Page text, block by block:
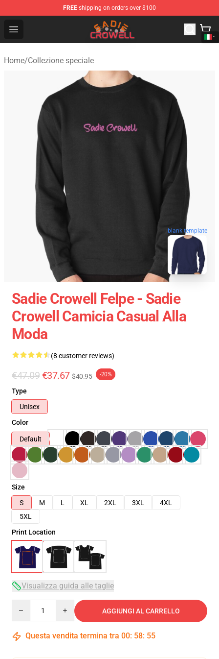
FREE shipping on orders over $100
Open menu
Sadie Crowell Store - Official Sadie Crowell Merchandise
Home/Collezione speciale
blank template
Sadie Crowell Felpe - Sadie
Crowell Camicia Casual Alla
Moda
(8 customer reviews)
€47.09 €37.67 $40.95 -20%
Type
Unisex
Color
Default
Size
S
M L XL 2XL 3XL
4XL
5XL
Print Location
Visualizza guida alle taglie
AGGIUNGI AL CARRELLO
Questa vendita termina tra 00: 58: 54